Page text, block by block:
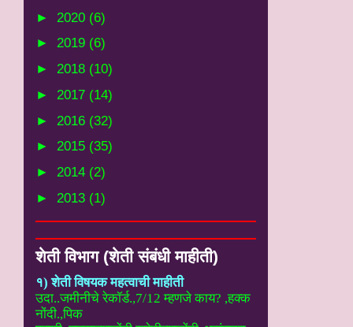
► 2020 (6)
► 2019 (6)
► 2018 (10)
► 2017 (14)
► 2016 (32)
► 2015 (35)
► 2014 (2)
► 2013 (1)
शेती विभाग (शेती संबंधी माहीती)
१) शेती विषयक महत्वाची माहीती
उदा..जमीनीचे रेकॉर्ड.,7/12 म्हणजे काय? ,हक्क
नोंदी.,पिक